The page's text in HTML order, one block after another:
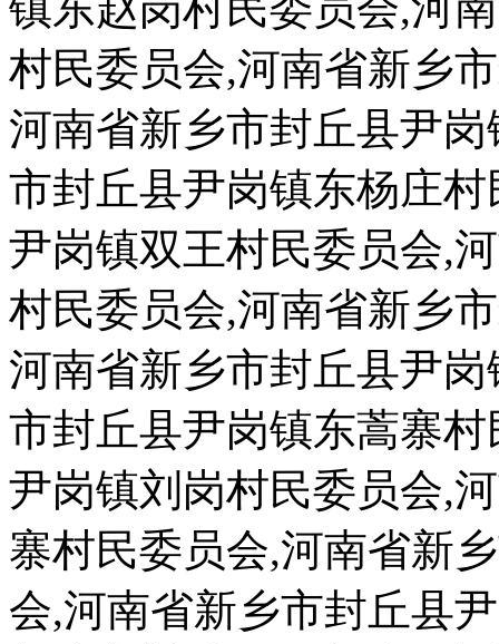
村民委员会,河南省新乡
河南省新乡市封丘县尹
市封丘县尹岗镇东杨庄
尹岗镇双王村民委员会,
村民委员会,河南省新乡
河南省新乡市封丘县尹
市封丘县尹岗镇东蒿寨
尹岗镇刘岗村民委员会,
寨村民委员会,河南省新
会,河南省新乡市封丘县